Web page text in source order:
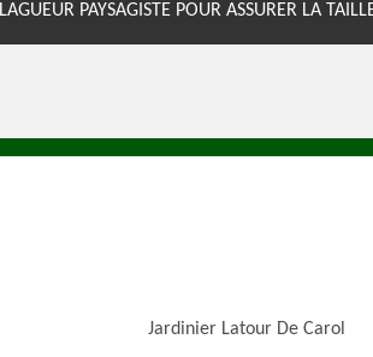
PAYSAGISTE POUR ASSURER LA
Jardinier Latour De Carol